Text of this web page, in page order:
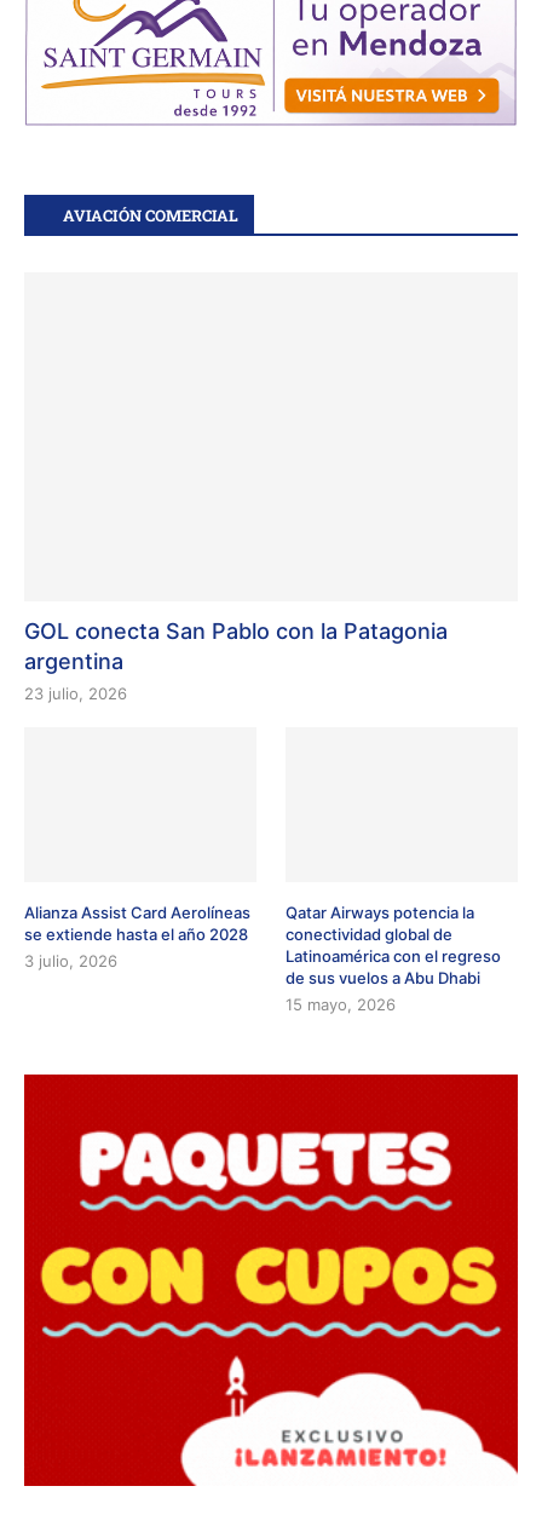
AVIACIÓN COMERCIAL
GOL conecta San Pablo con la Patagonia
argentina
23 julio, 2026
Alianza Assist Card Aerolíneas
se extiende hasta el año 2028
3 julio, 2026
Qatar Airways potencia la
conectividad global de
Latinoamérica con el regreso
de sus vuelos a Abu Dhabi
15 mayo, 2026